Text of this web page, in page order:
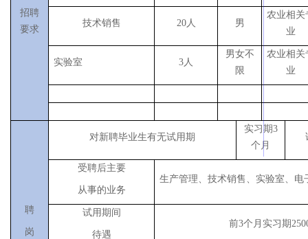
招聘
要求
技术销售 20人 男
农业相关
业
实验室 3人
男女不
限
农业相关
业
聘
岗
对新聘毕业生有无试用期
实习期3
个月
受聘后主要
从事的业务
生产管理、技术销售、实验室、电
试用期间
待遇
前3个月实习期